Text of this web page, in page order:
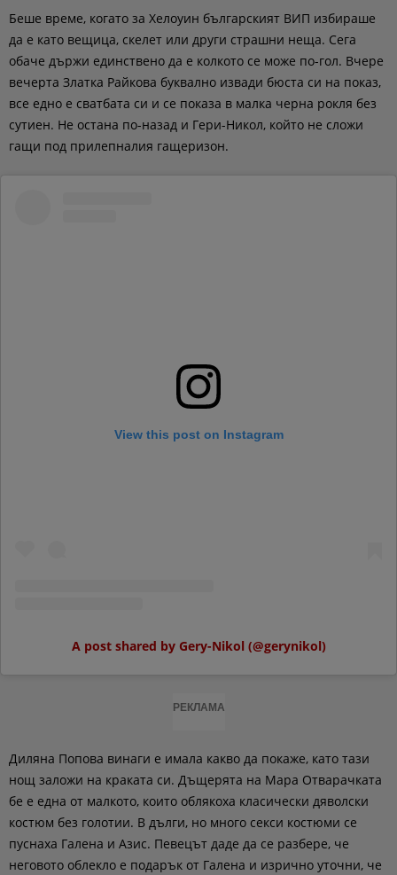
Беше време, когато за Хелоуин българският ВИП избираше
да е като вещица, скелет или други страшни неща. Сега
обаче държи единствено да е колкото се може по-гол. Вчере
вечерта Златка Райкова буквално извади бюста си на показ,
все едно е сватбата си и се показа в малка черна рокля без
сутиен. Не остана по-назад и Гери-Никол, който не сложи
гащи под прилепналия гащеризон.
View this post on Instagram
A post shared by Gery-Nikol (@gerynikol)
РЕКЛАМА
Диляна Попова винаги е имала какво да покаже, като тази
нощ заложи на краката си. Дъщерята на Мара Отварачката
бе е една от малкото, които облякоха класически дяволски
костюм без голотии. В дълги, но много секси костюми се
пуснаха Галена и Азис. Певецът даде да се разбере, че
неговото облекло е подарък от Галена и изрично уточни, че